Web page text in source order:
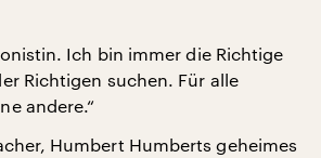
Ich bin immer die Richtige
Richtigen suchen. Für alle
andere.“
Humbert Humberts geheimes